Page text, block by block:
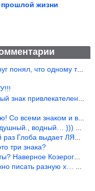
прошлой жизни
что одному то и жить легче.
И среди Весов, Близнецов встреч
знаком и все одиноки и Я )))
))) выбери сам трех из 9 )))
ЛЯП! А корректоры, редакторы пропус
три знака?
Козерог… Рога жена Рыба наставила ))
х… йню? Автор что то обкурился?